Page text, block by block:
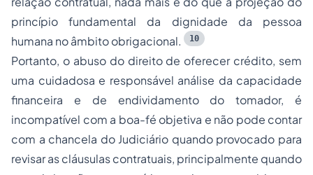
princípio fundamental da dignidade da pessoa
humana no âmbito obrigacional.
10
Portanto, o abuso do direito de oferecer crédito, sem
uma cuidadosa e responsável análise da capacidade
financeira e de endividamento do tomador, é
incompatível com a boa-fé objetiva e não pode contar
com a chancela do Judiciário quando provocado para
revisar as cláusulas contratuais, principalmente quando